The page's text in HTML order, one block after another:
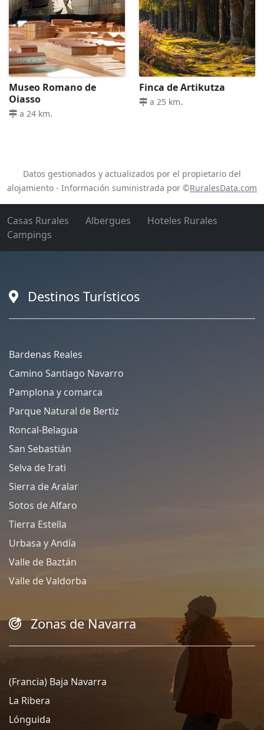
Museo Romano de
Oiasso
a 24 km.
Finca de Artikutza
a 25 km.
Datos gestionados y actualizados por el propietario del
alojamiento - Información suministrada por ©RuralesData.com
Casas Rurales Albergues
Hoteles Rurales
Campings
Destinos Turísticos
Bardenas Reales
Camino Santiago Navarro
Pamplona y comarca
Parque Natural de Bertiz
Roncal-Belagua
San Sebastián
Selva de Irati
Sierra de Aralar
Sotos de Alfaro
Tierra Estella
Urbasa y Andía
Valle de Baztán
Valle de Valdorba
Zonas de Navarra
(Francia) Baja Navarra
La Ribera
Lónguida